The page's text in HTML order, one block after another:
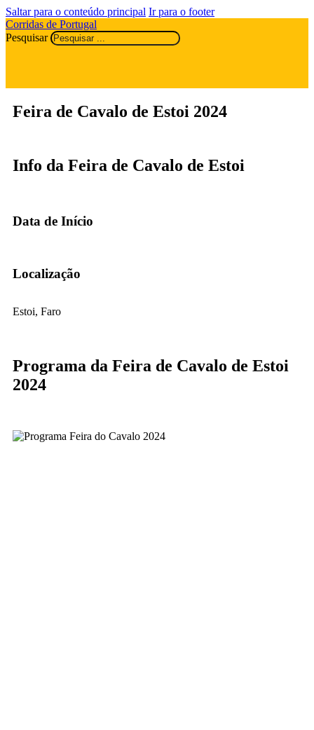
Saltar para o conteúdo principal Ir para o footer
Corridas de Portugal
Pesquisar
Feira de Cavalo de Estoi 2024
Info da Feira de Cavalo de Estoi
Data de Início
Localização
Estoi, Faro
Programa da Feira de Cavalo de Estoi
2024